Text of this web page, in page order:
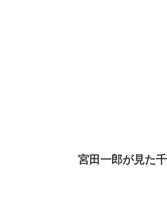
宮田一郎が見た